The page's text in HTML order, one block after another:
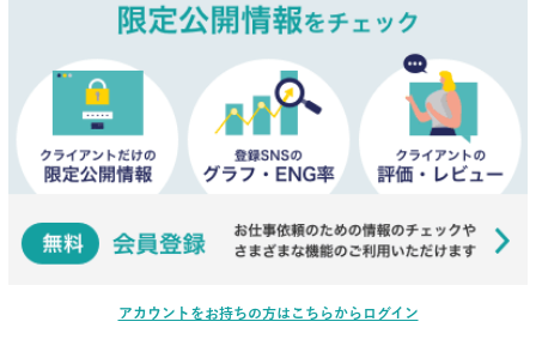
アカウントをお持ちの方はこちらからログイン